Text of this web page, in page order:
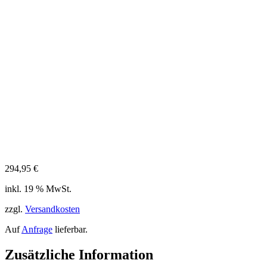
294,95 €
inkl. 19 % MwSt.
zzgl. Versandkosten
AufAnfrage lieferbar.
Zusätzliche Information